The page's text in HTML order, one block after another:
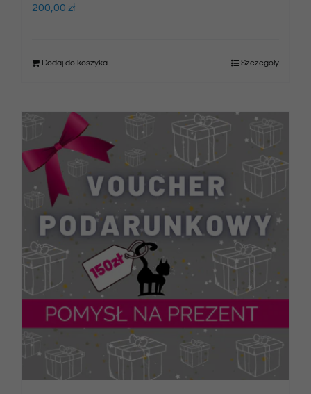
200,00 zł
Dodaj do koszyka Szczegóły